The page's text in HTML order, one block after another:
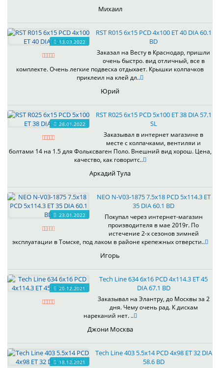
Михаил
13.03.2022
RST R015 6x15 PCD 4x100 ET 40 DIA 60.1
BD
Заказал на Весту в Краснодар, пришли
очень быстро. вид отличный, все в
комплекте. Очень легкие подвеска отдыхает. Крышки колпачков
приклеил на клей дл..
Юрий
28.01.2022
RST R025 6x15 PCD 5x100 ET 38 DIA 57.1
SL
Заказывал в интернет магазине в
месте с колпачками, вентиляи и
болтами 14 на 1.5 для Фольксваген Поло. Внешний вид хорош. Цена,
качество, как говоритс..
Аркадий Тула
23.01.2022
NEO N-V03-1875 7.5x18 PCD 5x114.3 ET
35 DIA 60.1 BD
Покупал через интернет-магазин
производителя в мае 2019г. По
истечение 2-х сезонов зимней
эксплуатации в Томске, под лаком в районе крепежных отверсти..
Игорь
20.12.2021
Tech Line 634 6x16 PCD 4x114.3 ET 45
DIA 67.1 BD
Заказывал на Элантру, до Москвы за 2
дня. Чему очень рад. К дискам
нареканий нет. ..
Джони Москва
18.12.2021
Tech Line 403 5.5x14 PCD 4x98 ET 32 DIA
58.6 BD